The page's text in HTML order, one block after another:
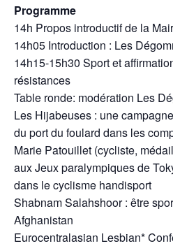
Programme
14h Propos introductif de la
14h05 Introduction : Les
14h15-15h30 Sport et
résistances
Table ronde: modération Les
Les Hijabeuses : une
du port du foulard dans les
Marie Patouillet (cycliste,
aux Jeux paralympiques de
dans le cyclisme handisport
Shabnam Salahshoor : être
Afghanistan
Eurocentralasian Lesbian*